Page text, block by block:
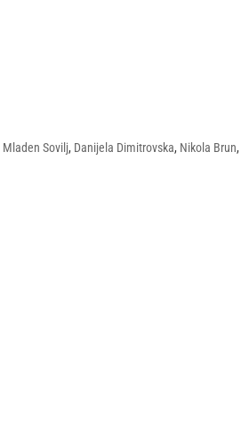
Mladen Sovilj, Danijela Dimitrovska, Nikola Brun,